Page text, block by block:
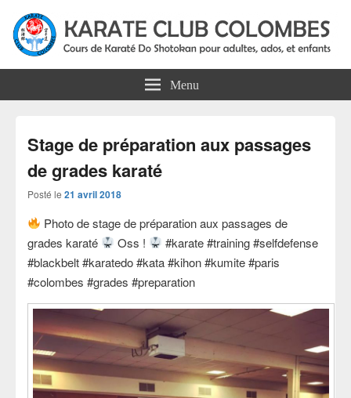
Karate Club Colombes
Menu
Stage de préparation aux passages
de grades karaté
Posté le 21 avril 2018
Photo de stage de préparation aux passages de
grades karaté
Oss !
#karate #training #selfdefense
#blackbelt #karatedo #kata #kihon #kumite #paris
#colombes #grades #preparation